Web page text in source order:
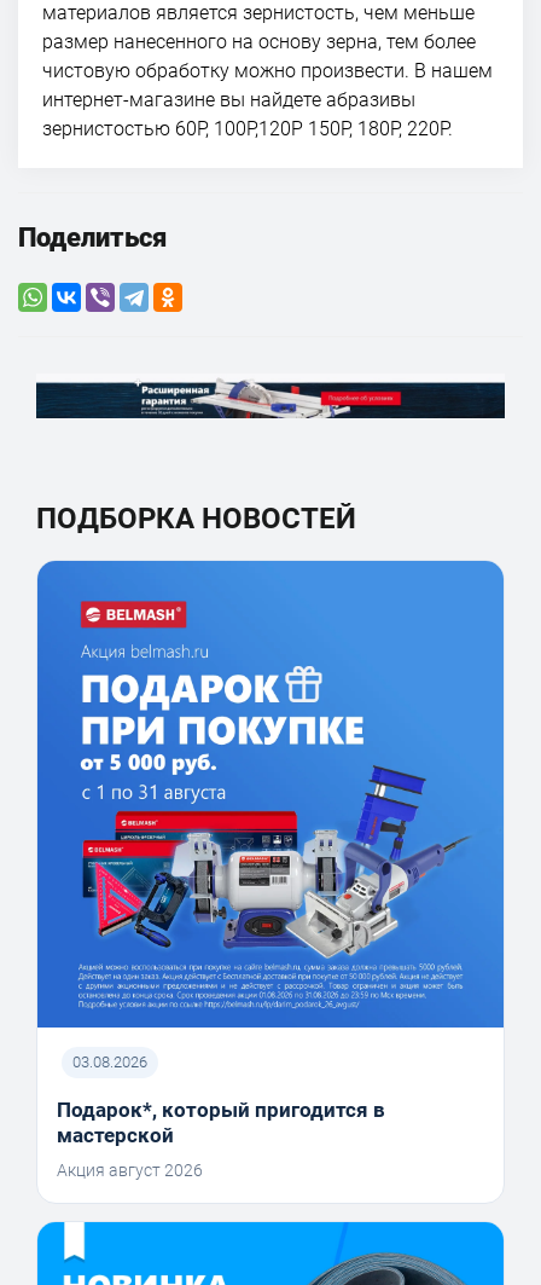
материалов является зернистость, чем меньше
размер нанесенного на основу зерна, тем более
чистовую обработку можно произвести. В нашем
интернет-магазине вы найдете абразивы
зернистостью 60P, 100P,120P 150P, 180P, 220P.
Поделиться
ПОДБОРКА НОВОСТЕЙ
03.08.2026
Подарок*, который пригодится в
мастерской
Акция август 2026